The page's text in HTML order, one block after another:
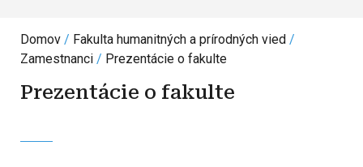
Domov
Fakulta humanitných a prírodných vied
Zamestnanci
Prezentácie o fakulte
Prezentácie o fakulte